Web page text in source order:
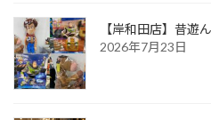
【岸和田店】昔遊
2026年7月23日